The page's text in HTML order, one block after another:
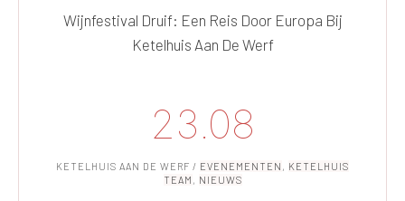
Wijnfestival Druif: Een Reis Door Europa Bij
Ketelhuis Aan De Werf
23.08
KETELHUIS AAN DE WERF / EVENEMENTEN , KETELHUIS
TEAM , NIEUWS